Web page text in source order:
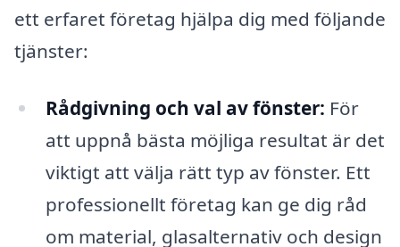
ett erfaret företag hjälpa dig med följande
tjänster:
Rådgivning och val av fönster: För
att uppnå bästa möjliga resultat är det
viktigt att välja rätt typ av fönster. Ett
professionellt företag kan ge dig råd
om material, glasalternativ och design